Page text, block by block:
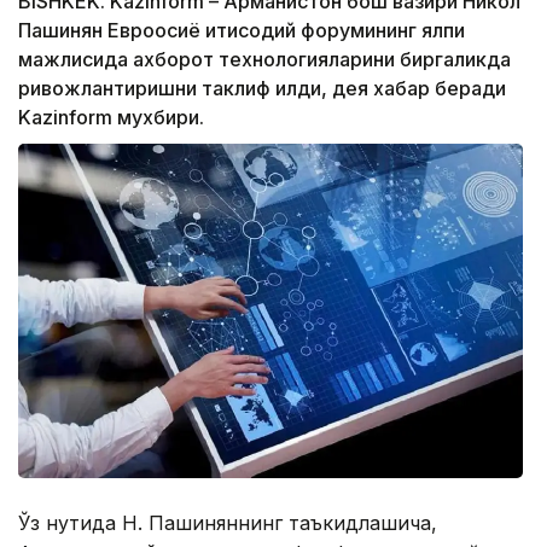
Пашинян Евроосиё иқтисодий форумининг ялпи
мажлисида ахборот технологияларини биргаликда
ривожлантиришни таклиф қилди, дея хабар беради
Kazinform мухбири.
Ўз нутқида Н. Пашиняннинг таъкидлашича,